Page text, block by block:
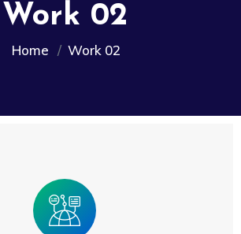
Work 02
Home Work 02